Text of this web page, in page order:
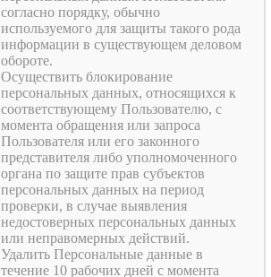
согласно порядку, обычно
используемого для защиты такого рода
информации в существующем деловом
обороте.
Осуществить блокирование
персональных данных, относящихся к
соответствующему Пользователю, с
момента обращения или запроса
Пользователя или его законного
представителя либо уполномоченного
органа по защите прав субъектов
персональных данных на период
проверки, в случае выявления
недостоверных персональных данных
или неправомерных действий.
Удалить Персональные данные в
течение 10 рабочих дней с момента